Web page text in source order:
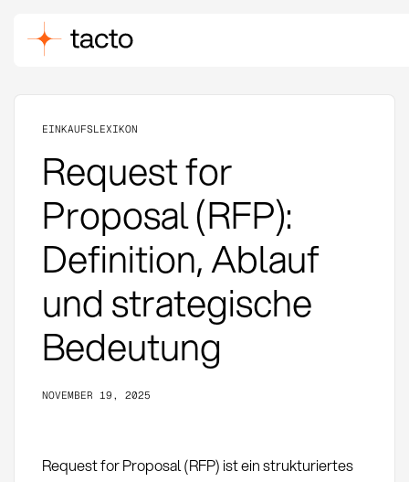
EINKAUFSLEXIKON
Request for
Proposal (RFP):
Definition, Ablauf
und strategische
Bedeutung
NOVEMBER 19, 2025
Request for Proposal (RFP) ist ein strukturiertes